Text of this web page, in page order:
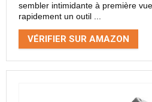
sembler intimidante à première
rapidement un outil ...
VÉRIFIER SUR AMAZON